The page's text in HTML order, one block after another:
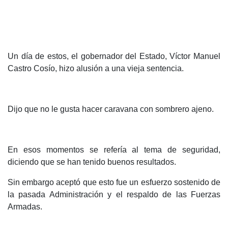
Un día de estos, el gobernador del Estado, Víctor Manuel
Castro Cosío, hizo alusión a una vieja sentencia.
Dijo que no le gusta hacer caravana con sombrero ajeno.
En esos momentos se refería al tema de seguridad,
diciendo que se han tenido buenos resultados.
Sin embargo aceptó que esto fue un esfuerzo sostenido de
la pasada Administración y el respaldo de las Fuerzas
Armadas.